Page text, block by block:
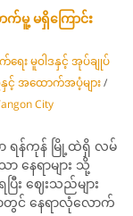
က်မူ့ မရှိကြောင်း
ရေး မူဝါဒနှင့် အုပ်ချုပ်
အထောက်အပံ့များ/
City
ရန်ကုန် မြို့ထဲရှိ လမ်
နေရာများ သို့
ြီး ဈေးသည်များ
တွင် နေရာလုံလောက်